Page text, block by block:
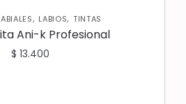
, LABIOS, TINTAS
Ani-k Profesional
$ 13.400